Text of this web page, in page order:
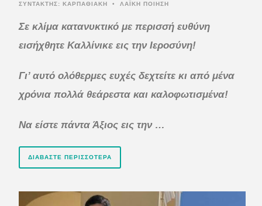
ΣΥΝΤΆΚΤΗΣ: ΚΑΡΠΑΘΙΑΚΗ • ΛΑΪΚΗ ΠΟΙΗΣΗ
Σε κλίμα κατανυκτικό με περισσή ευθύνη
εισήχθητε Καλλίνικε εις την Ιεροσύνη!
Γι’ αυτό ολόθερμες ευχές δεχτείτε κι από μένα
χρόνια πολλά θεάρεστα και καλοφωτισμένα!
Να είστε πάντα Άξιος εις την …
ΔΙΑΒΆΣΤΕ ΠΕΡΙΣΣΌΤΕΡΑ